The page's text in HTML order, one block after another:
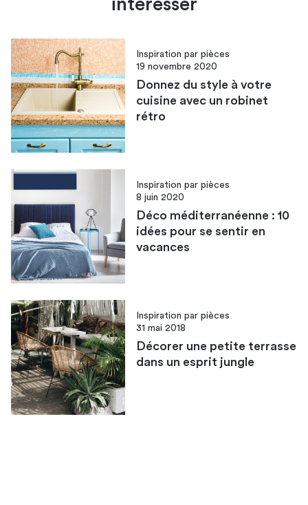
Inspiration par pièces
19 novembre 2020
Donnez du style à votre
cuisine avec un robinet
rétro
Inspiration par pièces
8 juin 2020
Déco méditerranéenne : 10
idées pour se sentir en
vacances
Inspiration par pièces
31 mai 2018
Décorer une petite terrasse
dans un esprit jungle